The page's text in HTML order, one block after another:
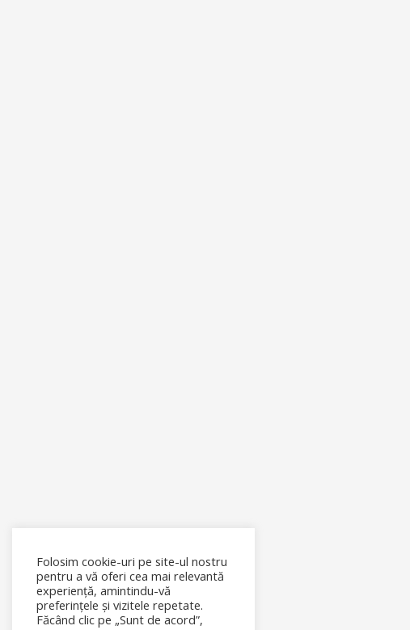
Folosim cookie-uri pe site-ul nostru
pentru a vă oferi cea mai relevantă
experiență, amintindu-vă
preferințele și vizitele repetate.
Făcând clic pe „Sunt de acord”,